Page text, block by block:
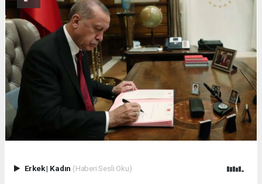
Erkek| Kadın (Haberi Sesli Oku)